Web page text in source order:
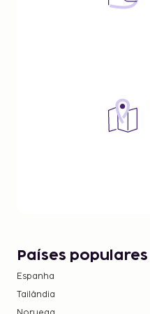
Países populares
Espanha
Tailândia